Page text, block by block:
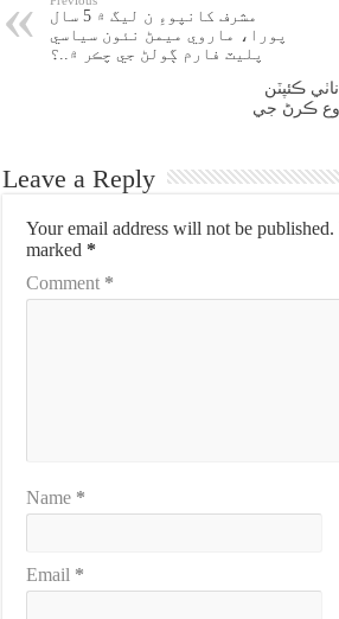
مشرف کانپوءِ ن ليگ ۾ 5 سال
پورا، ماروي ميمڻ نئون سياسي
پليٽ فارم ڳولڻ جي چڪر ۾..؟
ڪئپٽن
ڪرڻ جي
Leave a Reply
Your email address will not be published.
marked *
Comment *
Name *
Email *